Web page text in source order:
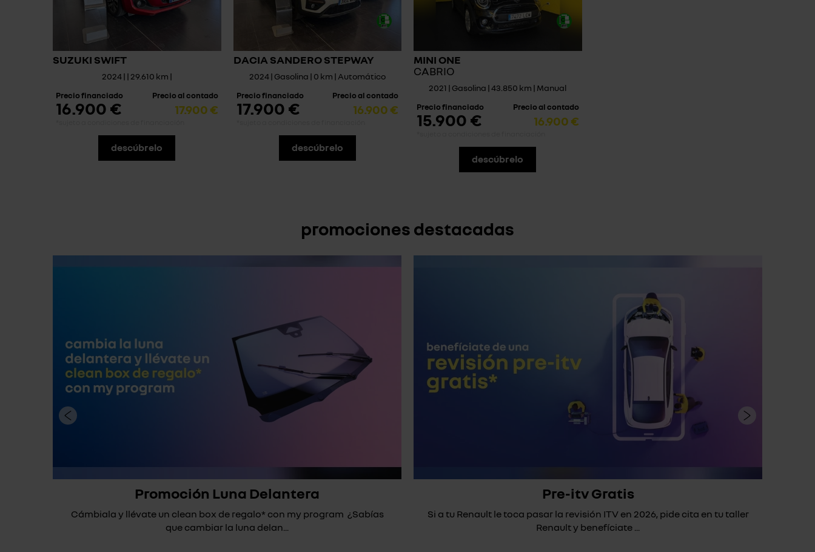
SUZUKI SWIFT
2024 | | 29.610 km |
Precio financiado
16.900 €
Precio al contado
17.900 €
descúbrelo
DACIA SANDERO STEPWAY
2024 | Gasolina | 0 km | Automático
Precio financiado
17.900 €
Precio al contado
16.900 €
descúbrelo
MINI ONE
CABRIO
2021 | Gasolina | 43.850 km | Manual
Precio financiado
15.900 €
Precio al contado
16.900 €
descúbrelo
promociones destacadas
Promoción Luna Delantera
Cámbiala y llévate un clean box de regalo* con my program ¿Sabías
que cambiar la luna delan...
Pre-itv Gratis
Si a tu Renault le toca pasar la revisión ITV en 2026, pide cita en tu taller
Renault y benefíciate ...